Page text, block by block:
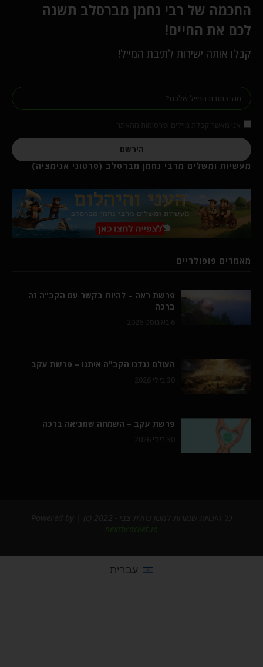
החכמה של רבי נחמן מברסלב תשנה
לכם את החיים!
קבלו אותה ישירות לתיבת המייל!
אני מאשר קבלת מיילים ופרסומות מהאתר
הירשם
מעשיות ומשלים מרבי נחמן מברסלב (סרטוני אנימציה)
מאמרים פופולריים
פרשת ראה – להיות בקשר עם הקב"ה זה
ברכה
העולם נגדנו הקב"ה איתנו – פרשת עקב
פרשת עקב – השמחה שמביאה ברכה
nextbracket.io
עברית